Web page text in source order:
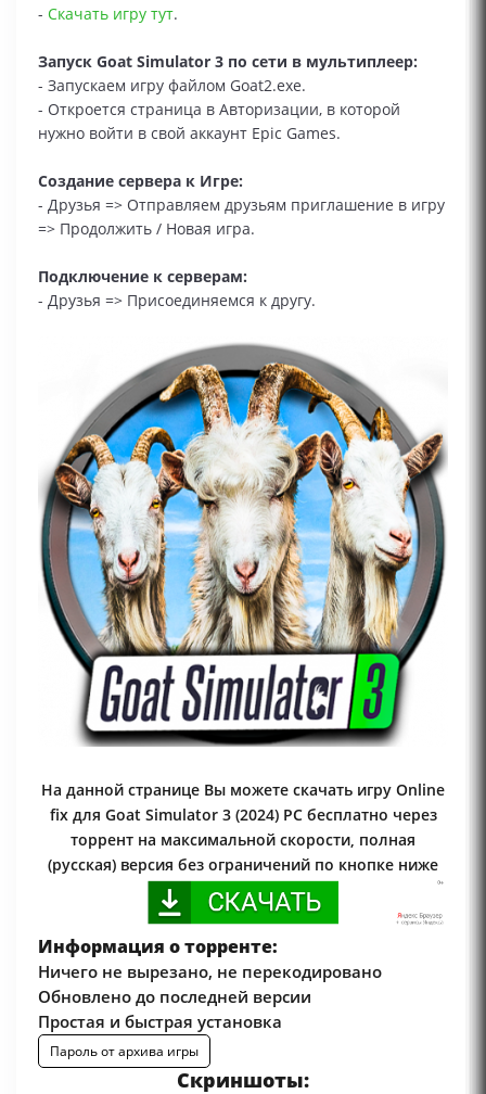
- Скачать игру тут.
Запуск Goat Simulator 3 по сети в мультиплеер:
- Запускаем игру файлом Goat2.exe.
- Откроется страница в Авторизации, в которой
нужно войти в свой аккаунт Epic Games.
Создание сервера к Игре:
- Друзья => Отправляем друзьям приглашение в игру
=> Продолжить / Новая игра.
Подключение к серверам:
- Друзья => Присоединяемся к другу.
На данной странице Вы можете скачать игру Online
fix для Goat Simulator 3 (2024) PC бесплатно через
торрент на максимальной скорости, полная
(русская) версия без ограничений по кнопке ниже
Информация о торренте:
Ничего не вырезано, не перекодировано
Обновлено до последней версии
Простая и быстрая установка
Пароль от архива игры
Скриншоты: